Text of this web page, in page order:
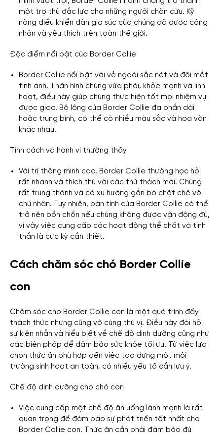
một trợ thủ đắc lực cho những người chăn cừu. Kỹ
năng điều khiển đàn gia súc của chúng đã được công
nhận và yêu thích trên toàn thế giới.
Đặc điểm nổi bật của Border Collie
Border Collie nổi bật với vẻ ngoài sắc nét và đôi mắt
tinh anh. Thân hình chúng vừa phải, khỏe mạnh và linh
hoạt, điều này giúp chúng thực hiện tốt mọi nhiệm vụ
được giao. Bộ lông của Border Collie đa phần dài
hoặc trung bình, có thể có nhiều màu sắc và hoa văn
khác nhau.
Tính cách và hành vi thường thấy
Với trí thông minh cao, Border Collie thường học hỏi
rất nhanh và thích thú với các thử thách mới. Chúng
rất trung thành và có xu hướng gắn bó chặt chẽ với
chủ nhân. Tuy nhiên, bản tính của Border Collie có thể
trở nên bồn chồn nếu chúng không được vận động đủ,
vì vậy việc cung cấp các hoạt động thể chất và tinh
thần là cực kỳ cần thiết.
Cách chăm sóc chó Border Collie
con
Chăm sóc cho Border Collie con là một quá trình đầy
thách thức nhưng cũng vô cùng thú vị. Điều này đòi hỏi
sự kiên nhẫn và hiểu biết về chế độ dinh dưỡng cũng như
các biện pháp để đảm bảo sức khỏe tối ưu. Từ việc lựa
chọn thức ăn phù hợp đến việc tạo dựng một môi
trường sinh hoạt an toàn, có nhiều yếu tố cần lưu ý.
Chế độ dinh dưỡng cho chó con
Việc cung cấp một chế độ ăn uống lành mạnh là rất
quan trọng để đảm bảo sự phát triển tốt nhất cho
Border Collie con. Thức ăn cần phải đảm bảo đủ